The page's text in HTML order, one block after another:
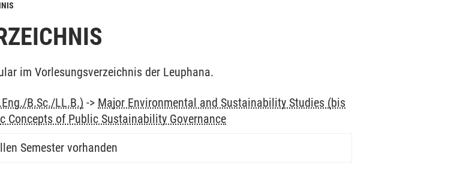
im Vorlesungsverzeichnis der Leuphana.
B.Sc./LL.B.) -> Major Environmental and Sustainability Studies (bis
Concepts of Public Sustainability Governance
Semester vorhanden